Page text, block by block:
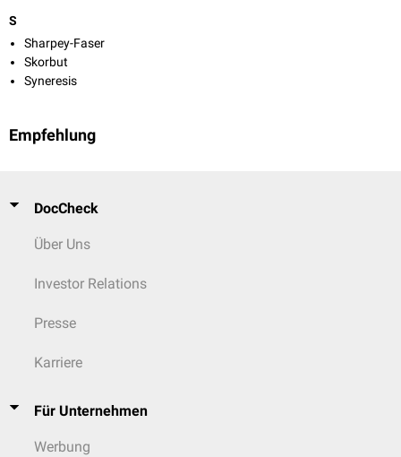
S
Sharpey-Faser
Skorbut
Syneresis
Empfehlung
DocCheck
Über Uns
Investor Relations
Presse
Karriere
Für Unternehmen
Werbung